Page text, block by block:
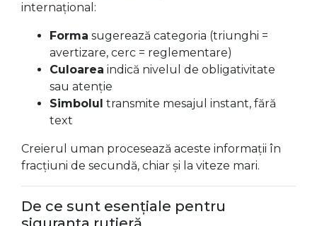
internațional:
Forma sugerează categoria (triunghi =
avertizare, cerc = reglementare)
Culoarea indică nivelul de obligativitate
sau atenție
Simbolul transmite mesajul instant, fără
text
Creierul uman procesează aceste informații în
fracțiuni de secundă, chiar și la viteze mari.
De ce sunt esențiale pentru